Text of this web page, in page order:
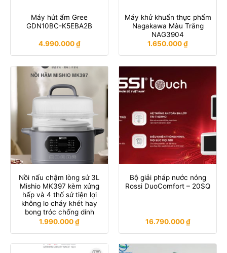
Máy hút ẩm Gree
GDN10BC-K5EBA2B
4.990.000₫
Máy khử khuẩn thực phẩm
Nagakawa Màu Trắng
NAG3904
1.650.000₫
Nồi nấu chậm lòng sứ 3L
Mishio MK397 kèm xửng
hấp và 4 thố sứ tiện lợi
không lo cháy khét hay
bong tróc chống dính
1.990.000₫
Bộ giải pháp nước nóng
Rossi DuoComfort – 20SQ
16.790.000₫